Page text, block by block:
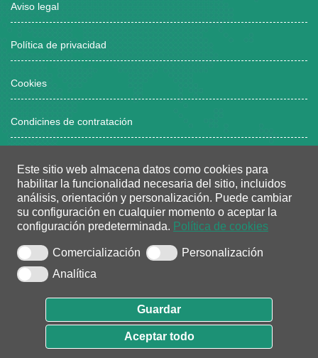
Este sitio web almacena datos como cookies para
habilitar la funcionalidad necesaria del sitio, incluidos
análisis, orientación y personalización. Puede cambiar
su configuración en cualquier momento o aceptar la
configuración predeterminada. Política de cookies
Comercialización
Personalización
Analítica
Guardar
Aceptar todo
Aviso legal
Política de privacidad
Cookies
Condicines de contratación
Horario atención al público
Lunes a viernes, de 8:00 a 15:00 horas
Dos tardes/semana: de 16:00 a 18:30 horas(bajo cita previa)
Ada Sistemas